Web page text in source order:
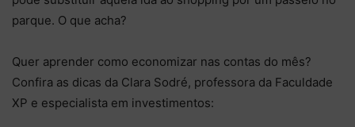
parque. O que acha?
Quer aprender como economizar nas contas do mês?
Confira as dicas da Clara Sodré, professora da Faculdade
XP e especialista em investimentos: